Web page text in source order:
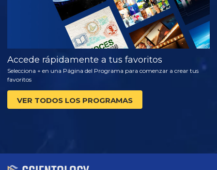
Accede rápidamente a tus favoritos
Selecciona + en una Página del Programa para comenzar a crear tus
favoritos
VER TODOS LOS PROGRAMAS